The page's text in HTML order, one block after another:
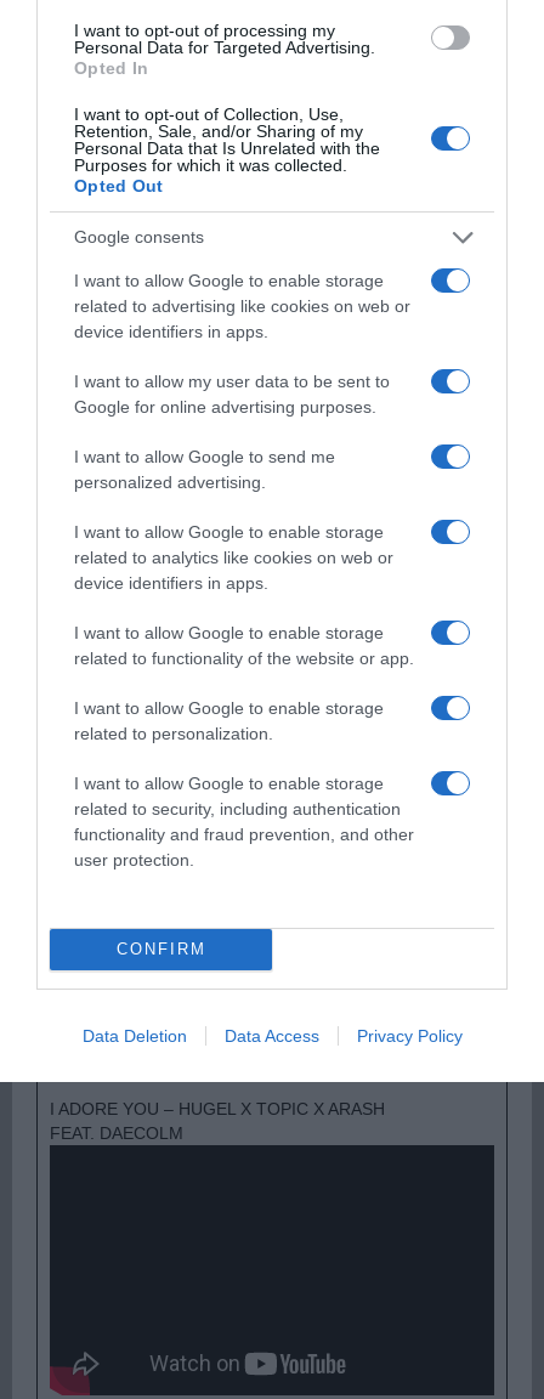
I want to opt-out of processing my
Personal Data for Targeted Advertising.
Opted In
I want to opt-out of Collection, Use,
Retention, Sale, and/or Sharing of my
Personal Data that Is Unrelated with the
Purposes for which it was collected.
Opted Out
Google consents
I want to allow Google to enable storage
related to advertising like cookies on web or
device identifiers in apps.
I want to allow my user data to be sent to
Google for online advertising purposes.
I want to allow Google to send me
personalized advertising.
I want to allow Google to enable storage
related to analytics like cookies on web or
device identifiers in apps.
I want to allow Google to enable storage
related to functionality of the website or app.
I want to allow Google to enable storage
related to personalization.
I want to allow Google to enable storage
related to security, including authentication
functionality and fraud prevention, and other
user protection.
CONFIRM
Data Deletion Data Access Privacy Policy
Παρακαλώ Περιμένετε...
ΕΞΑΙΡΕΣΗ – ΒΙΣΣΗ ΑΝΝΑ
Παρακαλώ Περιμένετε...
ΟΠΟΥ ΚΙ ΑΝ ΠΑΣ – ΟΙΚΟΝΟΜΟΠΟΥΛΟΣ
ΝΙΚΟΣ
Παρακαλώ Περιμένετε...
I ADORE YOU – HUGEL X TOPIC X ARASH
FEAT. DAECOLM